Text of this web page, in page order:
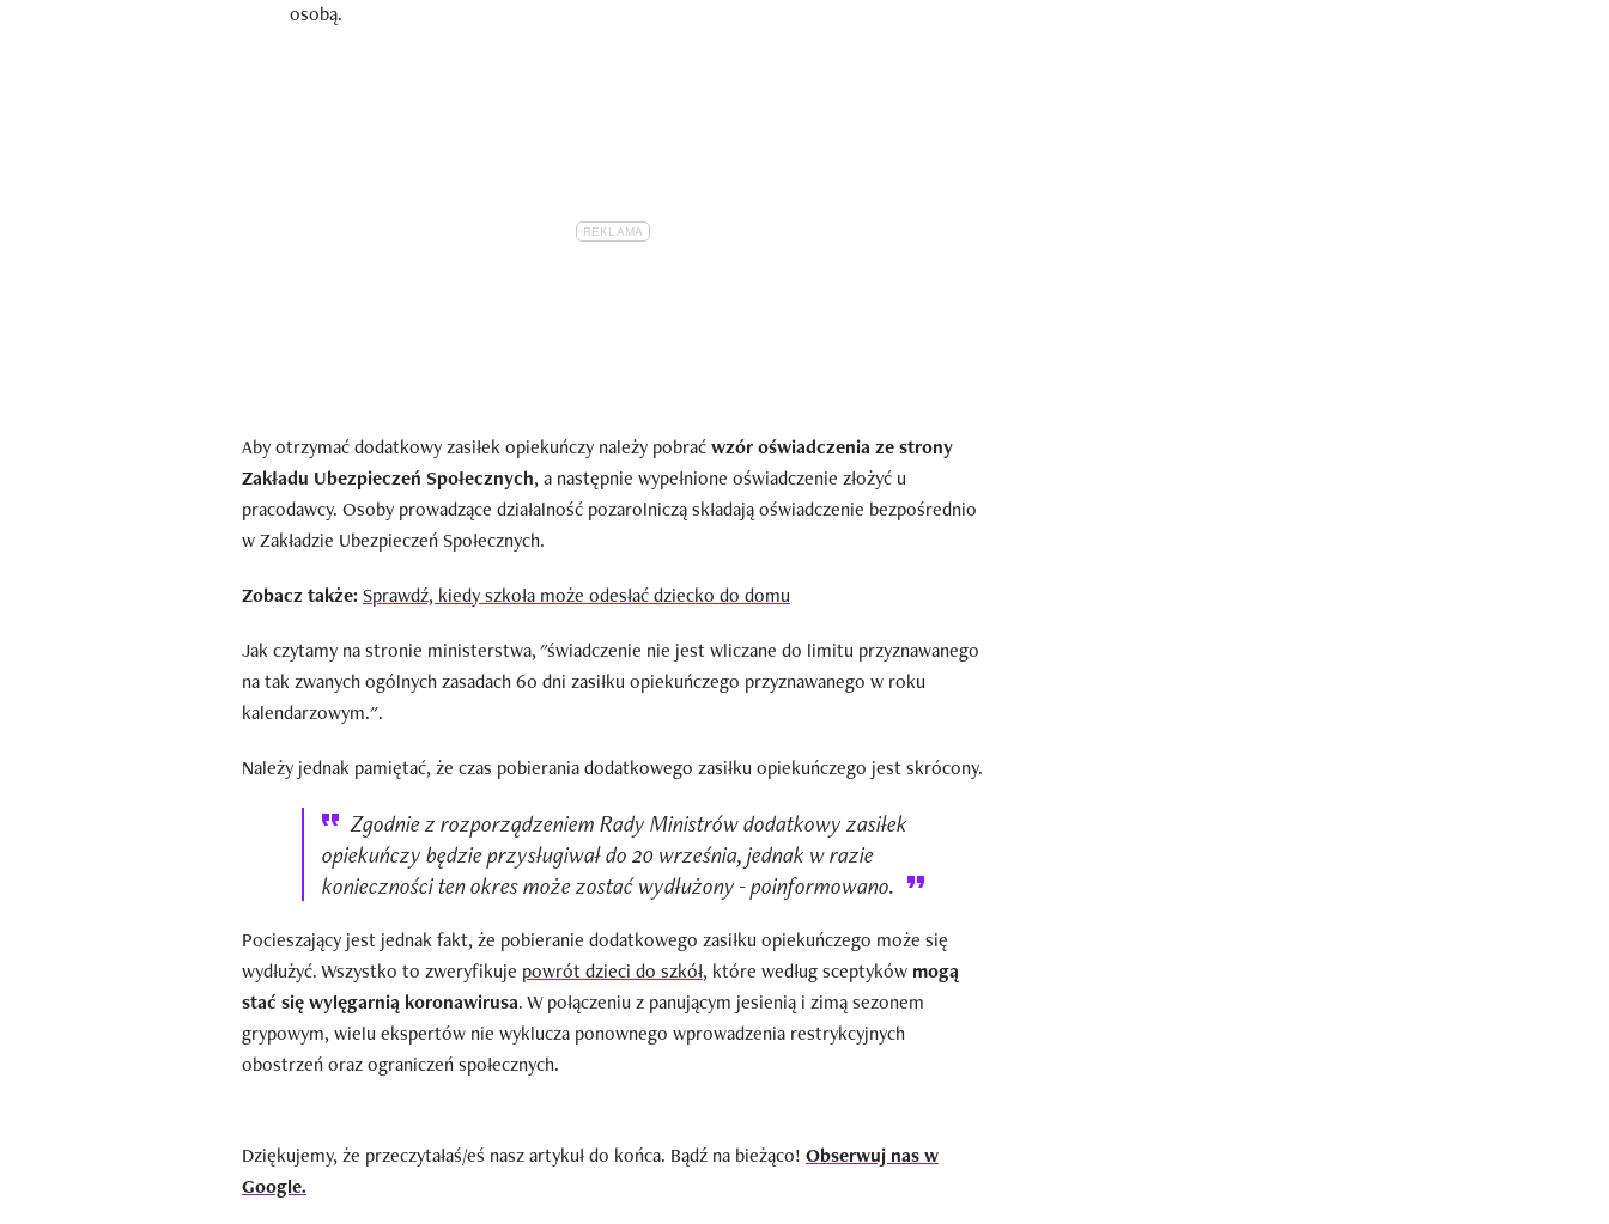
osobą.
Aby otrzymać dodatkowy zasiłek opiekuńczy należy pobraćwzór oświadczenia ze strony
Zakładu Ubezpieczeń Społecznych, a następnie wypełnione oświadczenie złożyć u
pracodawcy. Osoby prowadzące działalność pozarolniczą składają oświadczenie bezpośrednio
w Zakładzie Ubezpieczeń Społecznych.
Zobacz także: Sprawdź, kiedy szkoła może odesłać dziecko do domu
Jak czytamy na stronie ministerstwa, "świadczenie nie jest wliczane do limitu przyznawanego
na tak zwanych ogólnych zasadach 60 dni zasiłku opiekuńczego przyznawanego w roku
kalendarzowym.".
Należy jednak pamiętać, że czas pobierania dodatkowego zasiłku opiekuńczego jest skrócony.
Zgodnie z rozporządzeniem Rady Ministrów dodatkowy zasiłek
opiekuńczy będzie przysługiwał do 20 września, jednak w razie
konieczności ten okres może zostać wydłużony - poinformowano.
Pocieszający jest jednak fakt, że pobieranie dodatkowego zasiłku opiekuńczego może się
wydłużyć. Wszystko to zweryfikuje powrót dzieci do szkół, które według sceptyków mogą
stać się wylęgarnią koronawirusa. W połączeniu z panującym jesienią i zimą sezonem
grypowym, wielu ekspertów nie wyklucza ponownego wprowadzenia restrykcyjnych
obostrzeń oraz ograniczeń społecznych.
Dziękujemy, że przeczytałaś/eś nasz artykuł do końca. Bądź na bieżąco! Obserwuj nas w
Google.